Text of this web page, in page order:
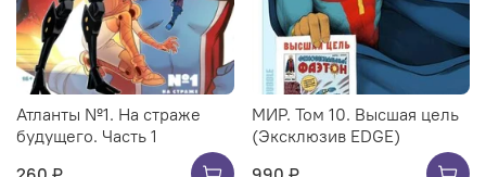
Атланты №1. На страже
будущего. Часть 1
МИР. Том 10. Высшая цель
(Эксклюзив EDGE)